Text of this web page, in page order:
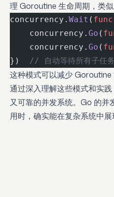
理 Goroutine 生命周期，类似
concurrency. Wait ( func
    concurrency.
Go (
    concurrency.
Go (
}) // 自动等待所有子任务
这种模式可以减少 Goroutine
通过深入理解这些模式和实
又可靠的并发系统。Go 的并
用时，确实能在复杂系统中展